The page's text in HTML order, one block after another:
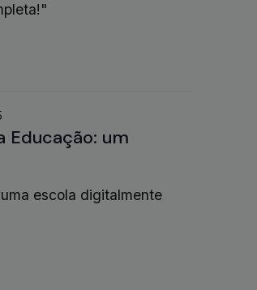
Educação: um
escola digitalmente